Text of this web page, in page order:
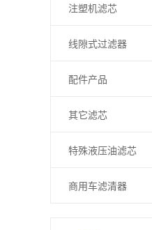
注塑机滤芯
线隙式过滤器
配件产品
其它滤芯
特殊液压油滤芯
商用车滤清器